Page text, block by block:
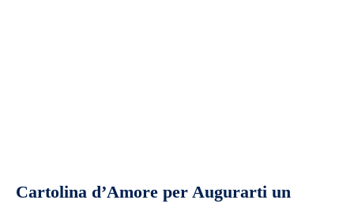
Cartolina d’Amore per Augurarti un